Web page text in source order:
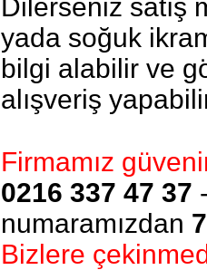
Dilerseniz satış
yada soğuk
bilgi alabilir ve
alışveriş
Firmamız
0216 337 47 37
numaramızdan 7
Bizlere